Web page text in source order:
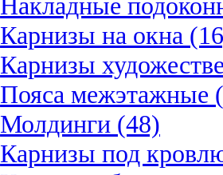
Карнизы на окна
Карнизы
Пояса межэтажные
Молдинги (48)
Карнизы под